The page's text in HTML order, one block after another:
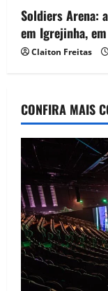
Soldiers Arena:
em Igrejinha,
Claiton Freitas
CONFIRA MAIS